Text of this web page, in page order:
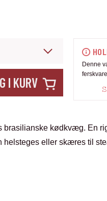
I KURV
Denne
brasilianske kødkvæg. En
helsteges eller skæres til